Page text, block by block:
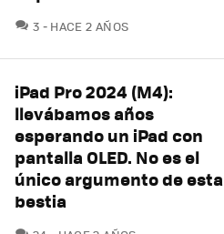
3 COMENTARIOS
HACE 2 AÑOS
iPad Pro 2024 (M4):
llevábamos años
esperando un iPad con
pantalla OLED. No es el
único argumento de esta
bestia